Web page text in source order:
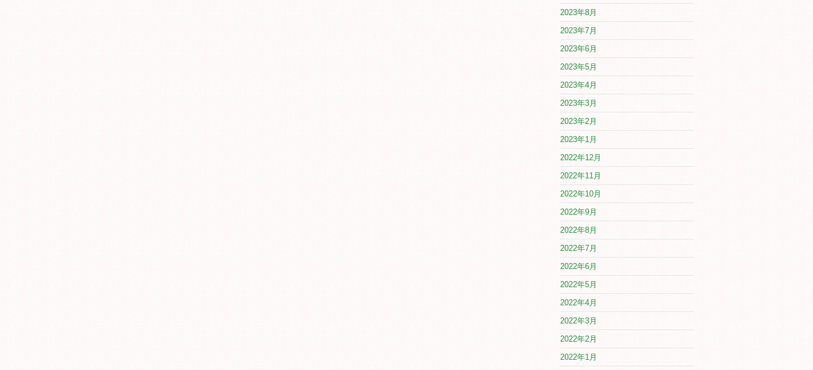
2023年8月
2023年7月
2023年6月
2023年5月
2023年4月
2023年3月
2023年2月
2023年1月
2022年12月
2022年11月
2022年10月
2022年9月
2022年8月
2022年7月
2022年6月
2022年5月
2022年4月
2022年3月
2022年2月
2022年1月